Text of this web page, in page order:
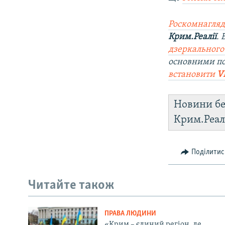
Крим.Реалії.
основними
встановити
Новини
Читайте також
ПРАВА ЛЮДИНИ